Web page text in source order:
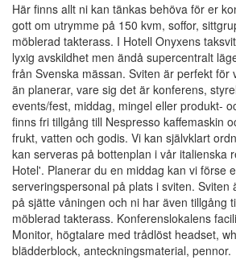
Här finns allt ni kan tänkas behöva för er
gott om utrymme på 150 kvm, soffor,
möblerad takterass. I Hotell Onyxens
lyxig avskildhet men ändå supercentralt
från Svenska mässan. Sviten är perfekt för
än planerar, vare sig det är konferens,
events/fest, middag, mingel eller produkt-
finns fri tillgång till Nespresso kaffemaskin
frukt, vatten och godis. Vi kan självklart
kan serveras på bottenplan i vår italienska
Hotel'. Planerar du en middag kan vi förse
serveringspersonal på plats i sviten. Sviten
på sjätte våningen och ni har även tillgång
möblerad takterass. Konferenslokalens
Monitor, högtalare med trådlöst headset,
blädderblock, anteckningsmaterial, pennor.